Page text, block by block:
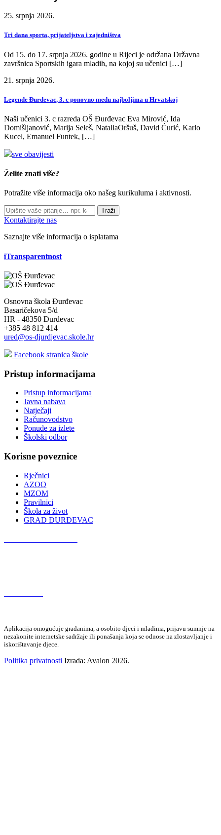
25. srpnja 2026.
Tri dana sporta, prijateljstva i zajedništva
Od 15. do 17. srpnja 2026. godine u Rijeci je održana Državna
završnica Sportskih igara mladih, na kojoj su učenici […]
21. srpnja 2026.
Legende Đurđevac, 3. c ponovno među najboljima u Hrvatskoj
Naši učenici 3. c razreda OŠ Đurđevac Eva Mirović, Ida
Domišljanović, Marija Seleš, NataliaOršuš, David Ćurić, Karlo
Kucel, Emanuel Funtek, […]
sve obavijesti
Želite znati više?
Potražite više informacija oko našeg kurikuluma i aktivnosti.
Traži
Kontaktirajte nas
Saznajte više informacija o isplatama
iTransparentnost
Osnovna škola Đurđevac
Basaričekova 5/d
HR - 48350 Đurđevac
+385 48 812 414
ured@os-djurdjevac.skole.hr
Facebook stranica škole
Pristup informacijama
Pristup informacijama
Javna nabava
Natječaji
Računovodstvo
Ponude za izlete
Školski odbor
Korisne poveznice
Rječnici
AZOO
MZOM
Pravilnici
Škola za život
GRAD ĐURĐEVAC
Aplikacija omogućuje građanima, a osobito djeci i mladima, prijavu sumnje na
nezakonite internetske sadržaje ili ponašanja koja se odnose na zlostavljanje i
iskorištavanje djece.
Politika privatnosti Izrada: Avalon 2026.